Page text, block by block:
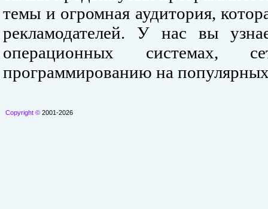
темы и огромная аудитория,
рекламодателей. У нас вы
операционных системах,
программированию на
Copyright © 2001-2026